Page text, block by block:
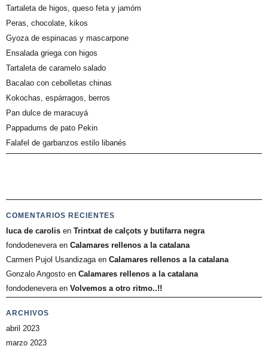
Tartaleta de higos, queso feta y jamóm
Peras, chocolate, kikos
Gyoza de espinacas y mascarpone
Ensalada griega con higos
Tartaleta de caramelo salado
Bacalao con cebolletas chinas
Kokochas, espárragos, berros
Pan dulce de maracuyá
Pappadums de pato Pekin
Falafel de garbanzos estilo libanés
COMENTARIOS RECIENTES
luca de carolis en Trintxat de calçots y butifarra negra
fondodenevera en Calamares rellenos a la catalana
Carmen Pujol Usandizaga en Calamares rellenos a la catalana
Gonzalo Angosto en Calamares rellenos a la catalana
fondodenevera en Volvemos a otro ritmo..!!
ARCHIVOS
abril 2023
marzo 2023